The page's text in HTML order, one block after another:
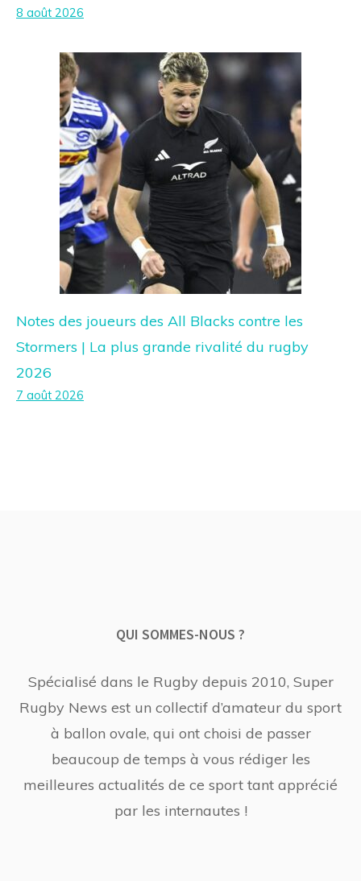
8 août 2026
Notes des joueurs des All Blacks contre les
Stormers | La plus grande rivalité du rugby
2026
7 août 2026
QUI SOMMES-NOUS ?
Spécialisé dans le Rugby depuis 2010, Super
Rugby News est un collectif d’amateur du sport
à ballon ovale, qui ont choisi de passer
beaucoup de temps à vous rédiger les
meilleures actualités de ce sport tant apprécié
par les internautes !